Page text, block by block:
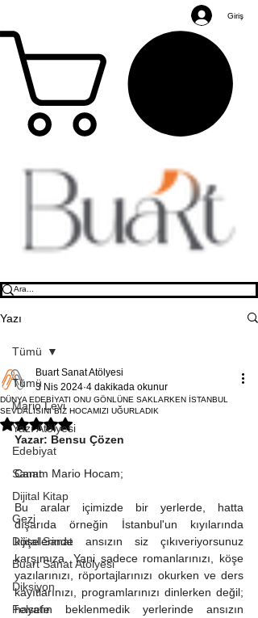
Giriş
Yazı
Tümü
Mario Levi
Yazı Atölyesi
Edebiyat
Sanat
Dijital Kitap
Gezi
Dijital Sanat
Buart Sanat Atölyesi
Diksiyon
Felsefe
Tümü
DÜNYA EDEBİYATI ONU GÖNLÜNE SAKLARKEN İSTANBUL
SEVDALISINI BİZ HOCAMIZI UĞURLADIK
Buart Sanat Atölyesi
3 Nis 2024 4 dakikada okunur
5 üzerinden NaN yıldız
Yazar: Bensu Çözen
Canım Mario Hocam;
Bu aralar içimizde bir yerlerde, hatta
dışarıda örneğin İstanbul'un kıyılarında
köşelerinde ansızın siz çıkıveriyorsunuz
karşımıza. Yani sadece romanlarınızı, köşe
yazılarınızı, röportajlarınızı okurken ve ders
kayıtlarınızı, programlarınızı dinlerken değil;
hayatın beklenmedik yerlerinde ansızın